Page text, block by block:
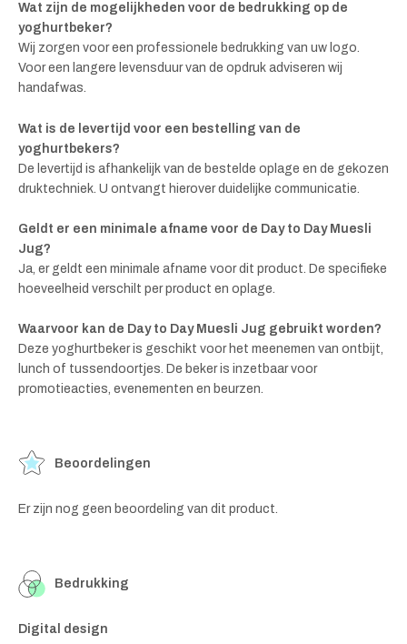
Wat zijn de mogelijkheden voor de bedrukking op de
yoghurtbeker?
Wij zorgen voor een professionele bedrukking van uw logo.
Voor een langere levensduur van de opdruk adviseren wij
handafwas.
Wat is de levertijd voor een bestelling van de
yoghurtbekers?
De levertijd is afhankelijk van de bestelde oplage en de gekozen
druktechniek. U ontvangt hierover duidelijke communicatie.
Geldt er een minimale afname voor de Day to Day Muesli
Jug?
Ja, er geldt een minimale afname voor dit product. De specifieke
hoeveelheid verschilt per product en oplage.
Waarvoor kan de Day to Day Muesli Jug gebruikt worden?
Deze yoghurtbeker is geschikt voor het meenemen van ontbijt,
lunch of tussendoortjes. De beker is inzetbaar voor
promotieacties, evenementen en beurzen.
Beoordelingen
Er zijn nog geen beoordeling van dit product.
Bedrukking
Digital design